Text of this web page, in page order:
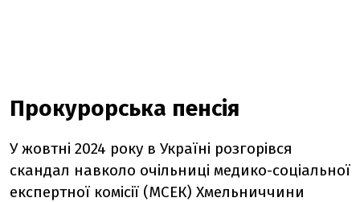
Прокурорська пенсія
У жовтні 2024 року в Україні розгорівся
скандал навколо очільниці медико-соціальної
експертної комісії (МСЕК) Хмельниччини